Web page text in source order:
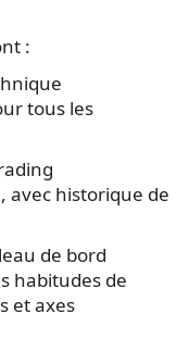
:
tous les
avec historique de
de bord
habitudes de
et axes